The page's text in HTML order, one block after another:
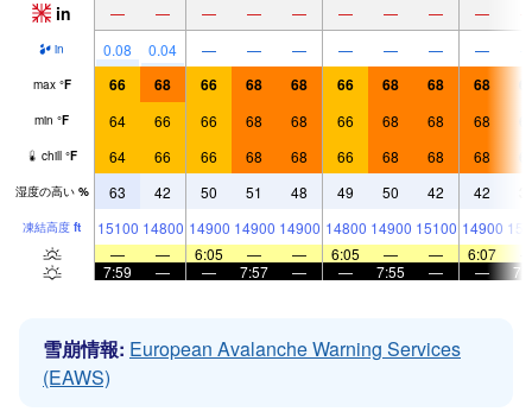
in — — — — — — — — —
in 0.08 0.04 — — — — — — —
max °F 66 68 66 68 68 66 68 68 68
min °F 64 66 66 68 68 66 68 68 68
chill °F 64 66 66 68 68 66 68 68 68
湿度の高い % 63 42 50 51 48 49 50 42 42
凍結高度 ft 15100 14800 14900 14900 14900 14800 14900 15100 14900
—
— 6:05 — — 6:05 — — 6:07
7:59
— — 7:57 — — 7:55 — —
雪崩情報: European Avalanche Warning Services
(EAWS)